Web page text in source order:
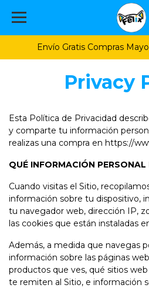
Envío Gratis Compras
Privacy
Esta Política de Privacidad
y comparte tu información
realizas una compra en https://
QUÉ INFORMACIÓN
Cuando visitas el Sitio,
información sobre tu dispositivo,
tu navegador web, dirección IP,
las cookies que están instaladas
Además, a medida que navegas
información sobre las páginas
productos que ves, qué sitios
te remiten al Sitio, e información